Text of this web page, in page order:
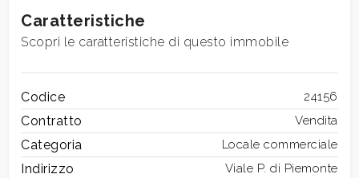
Caratteristiche
Scopri le caratteristiche di questo immobile
Codice 24156
Contratto Vendita
Categoria Locale commerciale
Indirizzo Viale P. di Piemonte
Totale